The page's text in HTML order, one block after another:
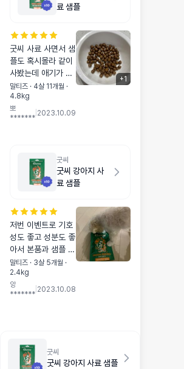
료 샘플
굿씨 사료 사면서 샘
플도 혹시몰라 같이
사봤는데 애기가 잘
먹어요 기호성도 좋
고 성분도 괜찮은것
같아서 샘플이랑 본
말티즈 · 4살 11개월 ·
4.8kg
뽀
*******
2023.10.09
+1
굿씨
굿씨 강아지 사
료 샘플
저번 이벤트로 기호
성도 좋고 성분도 좋
아서 본품과 샘플 또
샀어용 ^*^ 응가가
엄청 까매지는?! 것
도 있지만 눈물이 조
말티즈 · 3살 5개월 ·
2.4kg
앙
*******
2023.10.08
굿씨
굿씨 강아지 사료 샘플